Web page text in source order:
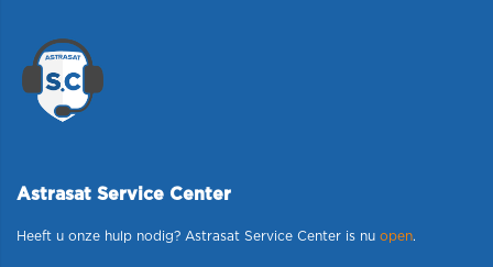
Astrasat Service Center
Heeft u onze hulp nodig? Astrasat Service Center is nu open.